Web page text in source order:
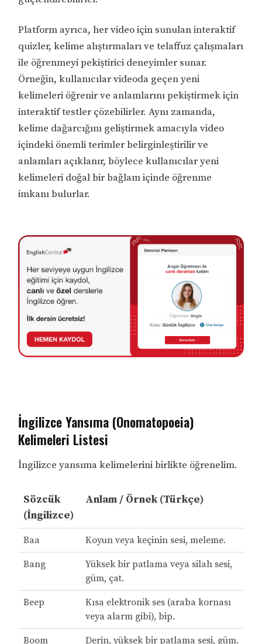
Platform ayrıca, her video için sunulan interaktif
quizler, kelime alıştırmaları ve telaffuz çalışmaları
ile öğrenmeyi pekiştirici deneyimler sunar.
Örneğin, kullanıcılar videoda geçen yeni
kelimeleri öğrenir ve anlamlarını pekiştirmek için
interaktif testler çözebilirler. Aynı zamanda,
kelime dağarcığını geliştirmek amacıyla video
içindeki önemli terimler belirginleştirilir ve
anlamları açıklanır, böylece kullanıcılar yeni
kelimeleri doğal bir bağlam içinde öğrenme
imkanı bulurlar.
İngilizce Yansıma (Onomatopoeia)
Kelimeleri Listesi
İngilizce yansıma kelimelerini birlikte öğrenelim.
Sözcük
(İngilizce)
Anlam / Örnek (Türkçe)
Baa Koyun veya keçinin sesi, meleme.
Bang
Yüksek bir patlama veya silah sesi,
güm, çat.
Beep
Kısa elektronik ses (araba kornası
veya alarm gibi), bip.
Boom Derin, yüksek bir patlama sesi, güm.